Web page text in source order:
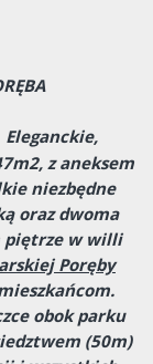
z aneksem
niezbędne
oraz dwoma
piętrze w willi
Poręby
obok parku
(50m)